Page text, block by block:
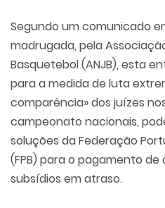
Segundo um comunicado
madrugada, pela
Basquetebol (ANJB), esta
para a medida de luta
comparência» dos juízes
campeonato nacionais,
soluções da Federação
(FPB) para o pagamento
subsídios em atraso.